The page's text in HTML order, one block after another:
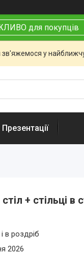
для покупців
зв'яжемося у
Презентації
+ стільці
в роздріб
2026